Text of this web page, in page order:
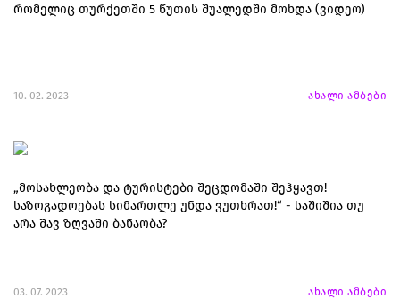
რომელიც თურქეთში 5 წუთის შუალედში მოხდა (ვიდეო)
10. 02. 2023 ახალი ამბები
„მოსახლეობა და ტურისტები შეცდომაში შეჰყავთ!
საზოგადოებას სიმართლე უნდა ვუთხრათ!“ - საშიშია თუ
არა შავ ზღვაში ბანაობა?
03. 07. 2023 ახალი ამბები